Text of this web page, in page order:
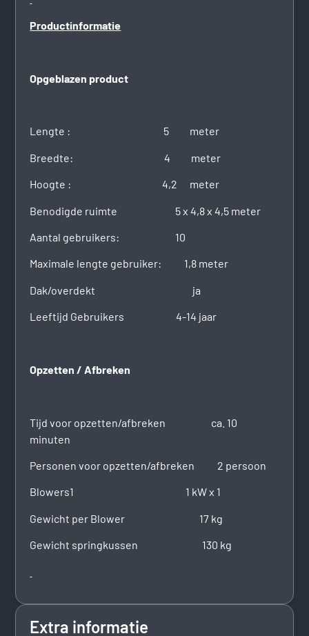
Productinformatie
Opgeblazen product
Lengte : 5 meter
Breedte: 4 meter
Hoogte : 4,2 meter
Benodigde ruimte 5 x 4,8 x 4,5 meter
Aantal gebruikers: 10
Maximale lengte gebruiker: 1,8 meter
Dak/overdekt ja
Leeftijd Gebruikers 4-14 jaar
Opzetten / Afbreken
Tijd voor opzetten/afbreken ca. 10
minuten
Personen voor opzetten/afbreken 2 persoon
Blowers1 1 kW x 1
Gewicht per Blower 17 kg
Gewicht springkussen 130 kg
Extra informatie